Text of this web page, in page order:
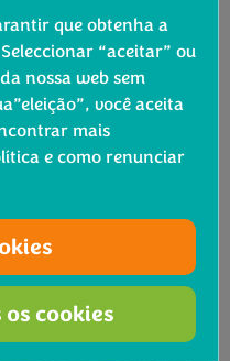
que obtenha a
“aceitar” ou
nossa web sem
você aceita
mais
e como renunciar
cookies